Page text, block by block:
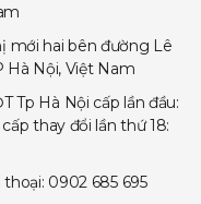
mới hai bên đường Lê
Hà Nội, Việt Nam
Tp Hà Nội cấp lần đầu:
thay đổi lần thứ 18:
0902 685 695